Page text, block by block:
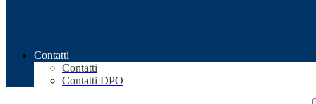
Contatti
Contatti
Contatti DPO